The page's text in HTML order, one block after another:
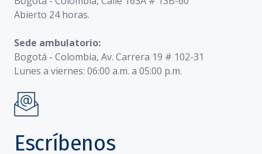
Abierto 24 horas.
Sede ambulatorio:
Bogotá - Colombia, Av. Carrera 19 # 102-31
Lunes a viernes: 06:00 a.m. a 05:00 p.m.
Escríbenos